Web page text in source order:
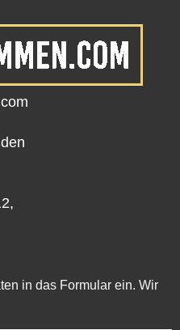
in das Formular ein. Wir